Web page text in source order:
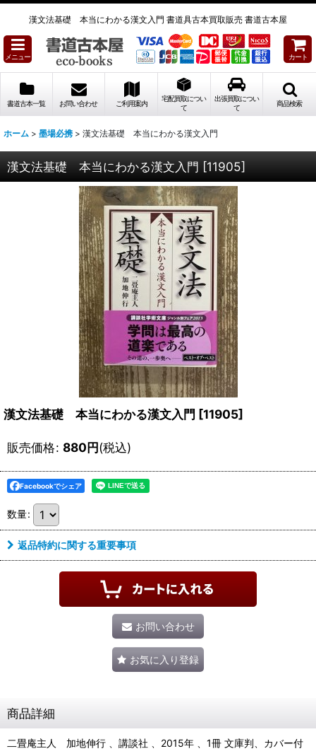
漢文法基礎 本当にわかる漢文入門 書道具古本買取販売 書道古本屋
メニュー カート
書道古本一覧 お問い合わせ ご利用案内
宅配買取につい
て
出張買取につい
て
商品検索
ホーム > 墨場必携 > 漢文法基礎 本当にわかる漢文入門
漢文法基礎 本当にわかる漢文入門 [11905]
漢文法基礎 本当にわかる漢文入門 [11905]
販売価格: 880円(税込)
Facebookでシェア
数量:
返品特約に関する重要事項
お問い合わせ
お気に入り登録
商品詳細
二畳庵主人 加地伸行 、講談社 、2015年 、1冊 文庫判、カバー付